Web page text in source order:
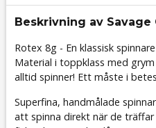
Beskrivning av Savage
Rotex 8g - En klassisk
Material i toppklass med
alltid spinner! Ett måste i
Superfina, handmålade
att spinna direkt när de